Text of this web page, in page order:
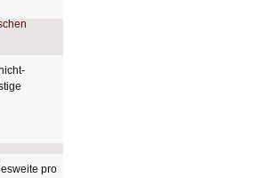
pro